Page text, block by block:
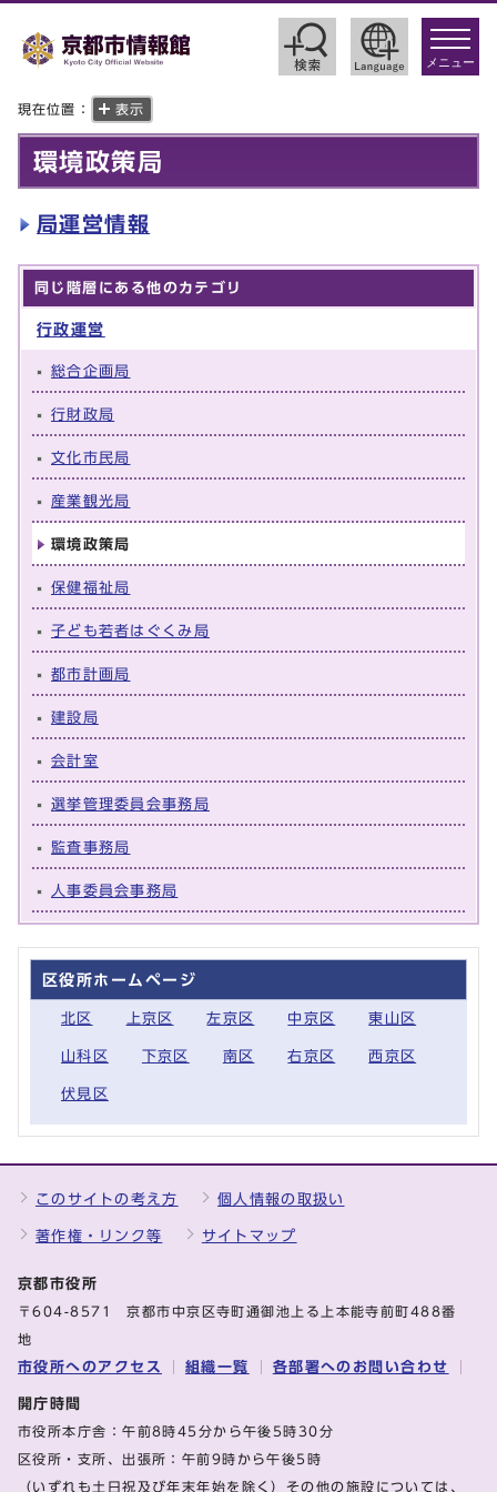
toggle
メニュー
現在位置： 表示
環境政策局
局運営情報
同じ階層にある他のカテゴリ
行政運営
総合企画局
行財政局
文化市民局
産業観光局
環境政策局
保健福祉局
子ども若者はぐくみ局
都市計画局
建設局
会計室
選挙管理委員会事務局
監査事務局
人事委員会事務局
区役所ホームページ
北区 上京区 左京区 中京区 東山区
山科区 下京区 南区 右京区 西京区
伏見区
このサイトの考え方 個人情報の取扱い
著作権・リンク等 サイトマップ
京都市役所
〒604-8571 京都市中京区寺町通御池上る上本能寺前町488番
地
市役所へのアクセス 組織一覧 各部署へのお問い合わせ
開庁時間
市役所本庁舎：午前8時45分から午後5時30分
区役所・支所、出張所：午前9時から午後5時
（いずれも土日祝及び年末年始を除く）その他の施設については、